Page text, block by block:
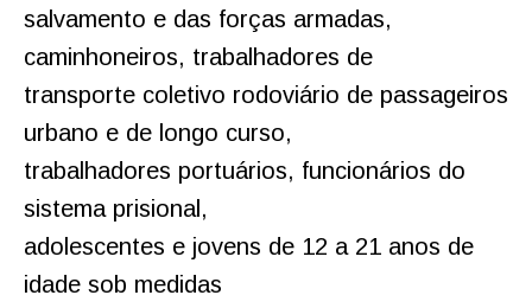
salvamento e das forças armadas,
caminhoneiros, trabalhadores de
transporte coletivo rodoviário de passageiros
urbano e de longo curso,
trabalhadores portuários, funcionários do
sistema prisional,
adolescentes e jovens de 12 a 21 anos de
idade sob medidas